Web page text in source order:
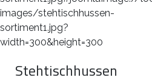
Stehtischhussen